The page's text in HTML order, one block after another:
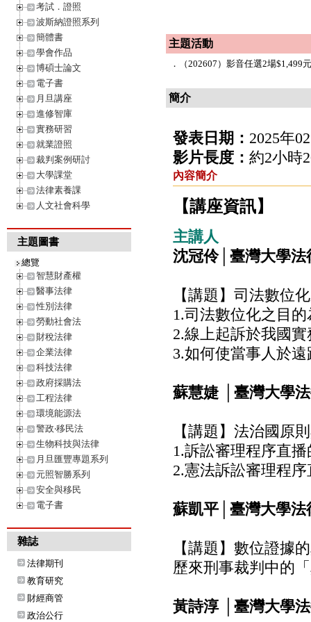
考試．證照
波斯納證照系列
簡體書
學會作品
博碩士論文
電子書
月旦講座
進修智庫
實務研習
就業證照
裁判案例研討
大學課堂
法律素養課
人文社會科學
主題圖書
總覽
智慧財產權
醫事法律
性別法律
勞動社會法
財稅法律
企業法律
科技法律
政府採購法
工程法律
環境能源法
警政‧移民法
生物科技與法律
月旦匯豐專題系列
元照智勝系列
安全與移民
電子書
雜誌
法律期刊
教育研究
財經商管
政治公行
主題活動
． （202607）影音任選2場$1,499
簡介
發表日期： 2025年
影片長度： 約2小時
內容簡介
【講座資訊】
主講人
沈冠伶│臺灣大學
【講題】司法數位
1.司法數位化之目
2.線上起訴於我國
3.如何使當事人於
蘇慧婕 │臺灣大學
【講題】法治國原
1.訴訟審理程序直
2.憲法訴訟審理程
蘇凱平│臺灣大學法
【講題】數位證據
歷來刑事裁判中的
黃詩淳 │臺灣大學